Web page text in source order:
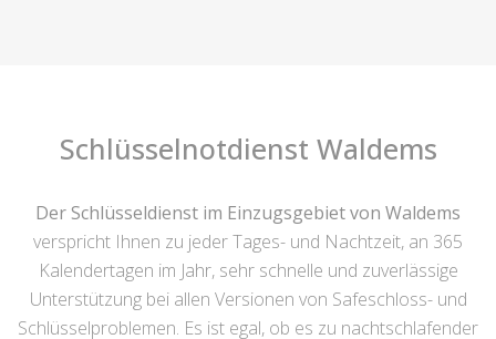
Schlüsselnotdienst Waldems
Der Schlüsseldienst im Einzugsgebiet von Waldems
verspricht Ihnen zu jeder Tages- und Nachtzeit, an 365
Kalendertagen im Jahr, sehr schnelle und zuverlässige
Unterstützung bei allen Versionen von Safeschloss- und
Schlüsselproblemen. Es ist egal, ob es zu nachtschlafender